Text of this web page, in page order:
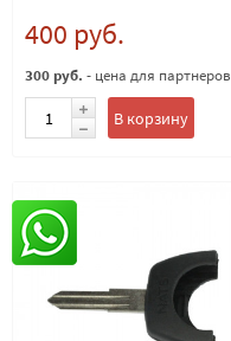
400 руб.
300 руб. - цена для партнеров
В корзину